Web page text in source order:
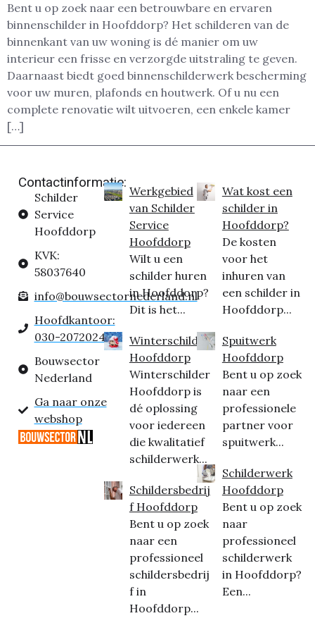
Bent u op zoek naar een betrouwbare en ervaren
binnenschilder in Hoofddorp? Het schilderen van de
binnenkant van uw woning is dé manier om uw
interieur een frisse en verzorgde uitstraling te geven.
Daarnaast biedt goed binnenschilderwerk bescherming
voor uw muren, plafonds en houtwerk. Of u nu een
complete renovatie wilt uitvoeren, een enkele kamer
[…]
Contactinformatie:
Schilder
Service
Hoofddorp
KVK:
58037640
info@bouwsectornederland.nl
Hoofdkantoor:
030-2072024
Bouwsector
Nederland
Ga naar onze
webshop
Werkgebied
van Schilder
Service
Hoofddorp
Wilt u een
schilder huren
in Hoofddorp?
Dit is het...
Winterschilder
Hoofddorp
Winterschilder
Hoofddorp is
dé oplossing
voor iedereen
die kwalitatief
schilderwerk...
Schildersbedrij
f Hoofddorp
Bent u op zoek
naar een
professioneel
schildersbedrij
f in
Hoofddorp...
Wat kost een
schilder in
Hoofddorp?
De kosten
voor het
inhuren van
een schilder in
Hoofddorp...
Spuitwerk
Hoofddorp
Bent u op zoek
naar een
professionele
partner voor
spuitwerk...
Schilderwerk
Hoofddorp
Bent u op zoek
naar
professioneel
schilderwerk
in Hoofddorp?
Een...